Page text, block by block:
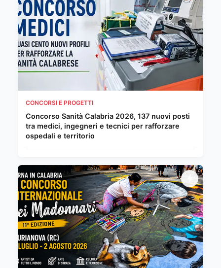
CONCORSI E PROGETTI
Concorso Sanità Calabria 2026, 137 nuovi posti
tra medici, ingegneri e tecnici per rafforzare
ospedali e territorio